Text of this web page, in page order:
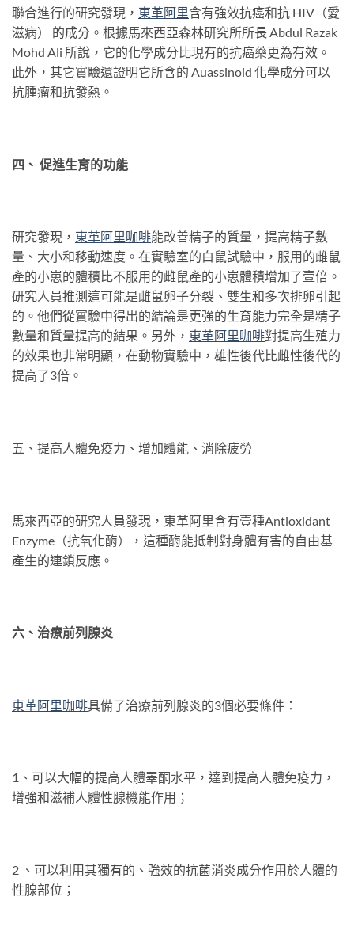
聯合進行的研究發現， 東革阿里含有強效抗癌和抗 HIV（愛
滋病） 的成分。根據馬來西亞森林研究所所長 Abdul Razak
Mohd Ali 所說，它的化學成分比現有的抗癌藥更為有效。
此外，其它實驗還證明它所含的 Auassinoid 化學成分可以
抗腫瘤和抗發熱。
四、 促進生育的功能
研究發現， 東革阿里咖啡能改善精子的質量，提高精子數
量、大小和移動速度。在實驗室的白鼠試驗中，服用的雌鼠
產的小崽的體積比不服用的雌鼠產的小崽體積增加了壹倍。
研究人員推測這可能是雌鼠卵子分裂、雙生和多次排卵引起
的。他們從實驗中得出的結論是更強的生育能力完全是精子
數量和質量提高的結果。另外， 東革阿里咖啡對提高生殖力
的效果也非常明顯，在動物實驗中，雄性後代比雌性後代的
提高了3倍。
五、提高人體免疫力、增加體能、消除疲勞
馬來西亞的研究人員發現，東革阿里含有壹種Antioxidant
Enzyme（抗氧化酶），這種酶能抵制對身體有害的自由基
產生的連鎖反應。
六、治療前列腺炎
東革阿里咖啡具備了治療前列腺炎的3個必要條件：
1、可以大幅的提高人體睪酮水平，達到提高人體免疫力，
增強和滋補人體性腺機能作用；
2 、可以利用其獨有的、強效的抗菌消炎成分作用於人體的
性腺部位；